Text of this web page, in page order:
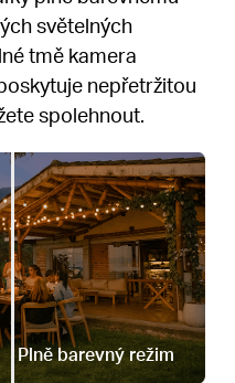
světelných
tmě kamera
nepřetržitou
spolehnout.
Plně barevný režim